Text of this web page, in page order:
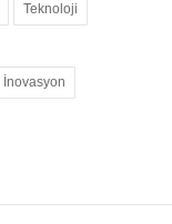
Teknoloji
İnovasyon